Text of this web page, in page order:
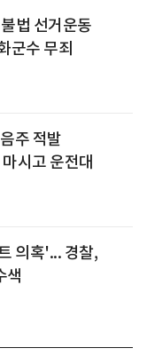
법 선거운동
군수 무죄
주 적발
시고 운전대
의혹'... 경찰,
색